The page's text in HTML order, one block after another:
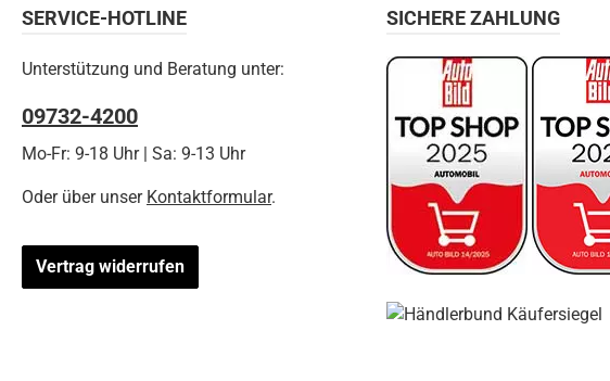
SERVICE-HOTLINE
Unterstützung und Beratung unter:
09732-4200
Mo-Fr: 9-18 Uhr | Sa: 9-13 Uhr
Oder über unser Kontaktformular.
Vertrag widerrufen
SICHERE ZAHLUNG